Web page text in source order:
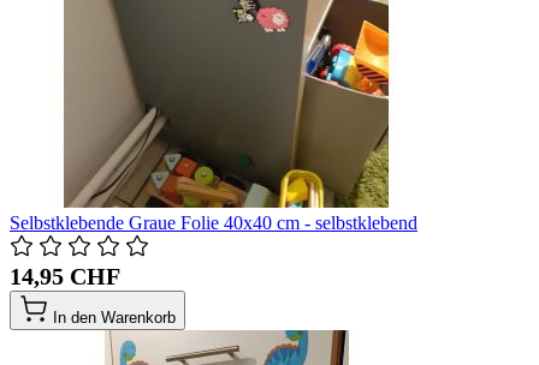
Selbstklebende Graue Folie 40x40 cm - selbstklebend
14,95 CHF
In den Warenkorb